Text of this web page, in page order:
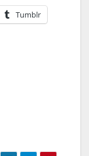
Tumblr